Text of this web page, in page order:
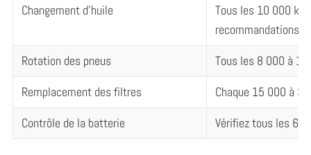
Changement d’huile
Tous les 10 000
recommandations
Rotation des pneus
Tous les 8 000 à
Remplacement des filtres
Chaque 15 000 à
Contrôle de la batterie
Vérifiez tous les 6